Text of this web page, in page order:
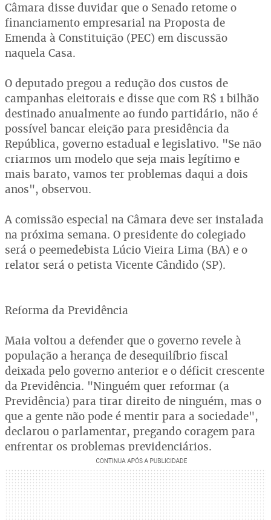
Câmara disse duvidar que o Senado retome o
financiamento empresarial na Proposta de
Emenda à Constituição (PEC) em discussão
naquela Casa.
O deputado pregou a redução dos custos de
campanhas eleitorais e disse que com R$ 1 bilhão
destinado anualmente ao fundo partidário, não é
possível bancar eleição para presidência da
República, governo estadual e legislativo. "Se não
criarmos um modelo que seja mais legítimo e
mais barato, vamos ter problemas daqui a dois
anos", observou.
A comissão especial na Câmara deve ser instalada
na próxima semana. O presidente do colegiado
será o peemedebista Lúcio Vieira Lima (BA) e o
relator será o petista Vicente Cândido (SP).
Reforma da Previdência
Maia voltou a defender que o governo revele à
população a herança de desequilíbrio fiscal
deixada pelo governo anterior e o déficit crescente
da Previdência. "Ninguém quer reformar (a
Previdência) para tirar direito de ninguém, mas o
que a gente não pode é mentir para a sociedade",
declarou o parlamentar, pregando coragem para
enfrentar os problemas previdenciários.